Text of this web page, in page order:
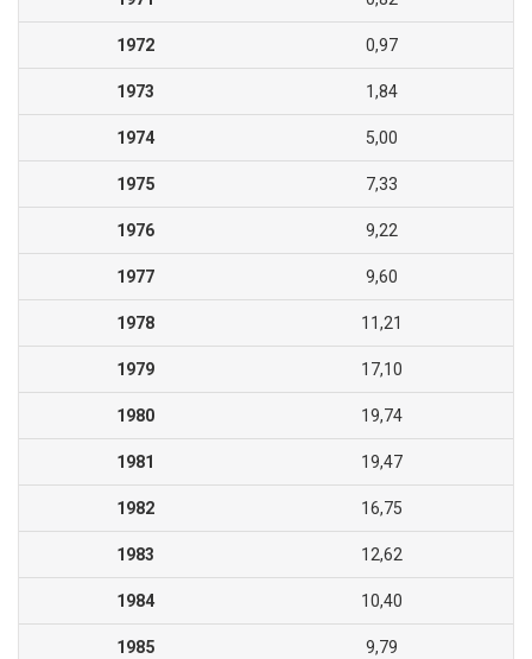
1972 0,97
1973 1,84
1974 5,00
1975 7,33
1976 9,22
1977 9,60
1978 11,21
1979 17,10
1980 19,74
1981 19,47
1982 16,75
1983 12,62
1984 10,40
1985 9,79